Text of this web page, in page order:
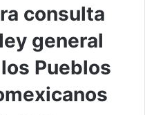
consulta
general
Pueblos